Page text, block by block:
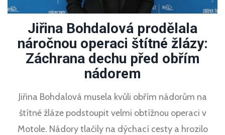
Jiřina Bohdalová prodělala
náročnou operaci štítné žlázy:
Záchrana dechu před obřím
nádorem
Jiřina Bohdalová musela kvůli obřím nádorům na
štítné žláze podstoupit velmi obtížnou operaci v
Motole. Nádory tlačily na dýchací cesty a hrozilo